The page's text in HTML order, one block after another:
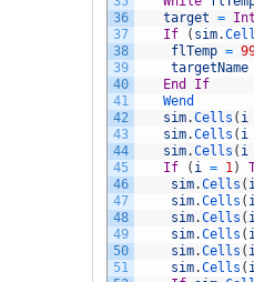
36
37
38
39
40
41
42
43
44
45
46
47
48
49
50
51
target = Int
If
( sim.
flTemp =
targetName
End
If
Wend
sim.Cells ( i
sim.Cells ( i
sim.Cells ( i
If
( i = 1 )
sim.Cells ( i
sim.Cells ( i
sim.Cells ( i
sim.Cells ( i
sim.Cells ( i
sim.Cells ( i